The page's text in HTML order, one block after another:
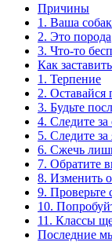
Причины
1. Ваша
2. Это порода
3. Что-то
Как
1. Терпение
2.
3. Будьте
4. Следите
5. Следите за
6. Сжечь
7. Обратите
8. Изменить
9. Проверьте
10.
11. Классы
Последние